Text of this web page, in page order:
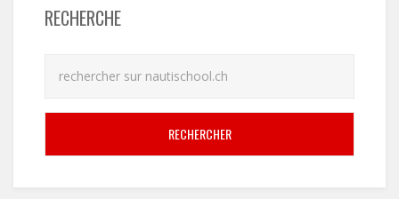
RECHERCHE
RECHERCHER